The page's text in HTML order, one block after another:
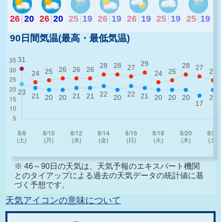
26 20 26 20 25 19 26 19 26 19 25 19 25 19
90日間気温(最高・最低気温)
※ 46～90日の天気は、天気予報のエキスパート機関
とのタイアップによる過去の天気データの統計値に基
づく予想です。
天気アイコンの意味について